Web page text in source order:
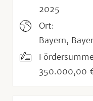
2025
Ort:
Bayern,
350.000,00